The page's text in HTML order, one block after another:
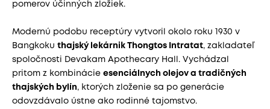
pomerov účinných zložiek.
Modernú podobu receptúry vytvoril okolo roku 1930 v
Bangkoku thajský lekárnik Thongtos Intratat, zakladateľ
spoločnosti Devakam Apothecary Hall. Vychádzal
pritom z kombinácie esenciálnych olejov a tradičných
thajských bylín, ktorých zloženie sa po generácie
odovzdávalo ústne ako rodinné tajomstvo.